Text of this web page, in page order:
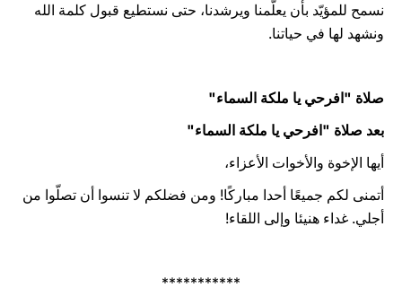
نسمح للمؤيّد بأن يعلّمنا ويرشدنا، حتى نستطيع قبول كلمة الله
ونشهد لها في حياتنا.
صلاة "افرحي يا ملكة السماء"
بعد صلاة "افرحي يا ملكة السماء"
أيها الإخوة والأخوات الأعزاء،
أتمنى لكم جميعًا أحدا مباركًا! ومن فضلكم لا تنسوا أن تصلّوا من
أجلي. غداء هنيئا وإلى اللقاء!
***********